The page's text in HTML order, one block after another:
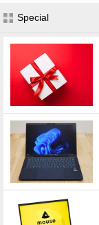
Special